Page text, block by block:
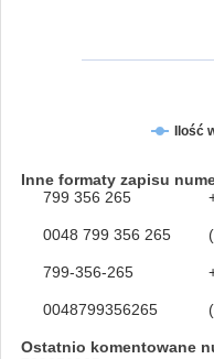
Ilość
Inne formaty zapisu
799 356 265
0048 799 356 265
799-356-265
0048799356265
Ostatnio komentowane